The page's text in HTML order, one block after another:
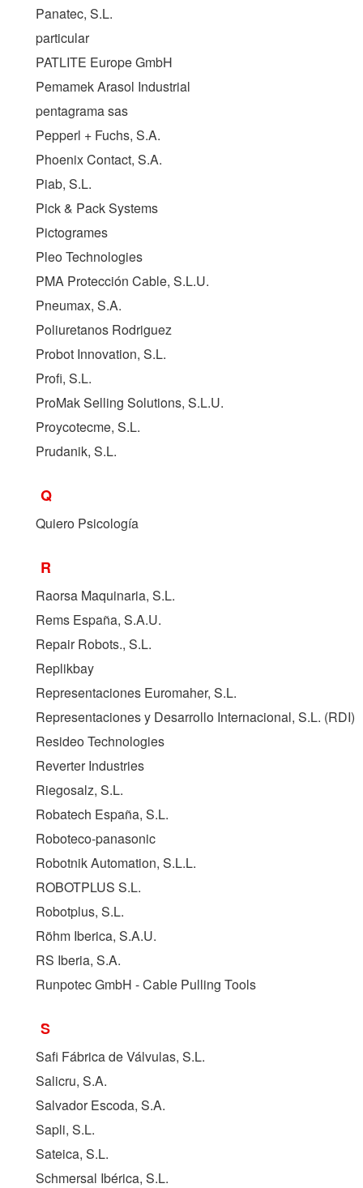
Panatec, S.L.
particular
PATLITE Europe GmbH
Pemamek Arasol Industrial
pentagrama sas
Pepperl + Fuchs, S.A.
Phoenix Contact, S.A.
Piab, S.L.
Pick & Pack Systems
Pictogrames
Pleo Technologies
PMA Protección Cable, S.L.U.
Pneumax, S.A.
Poliuretanos Rodriguez
Probot Innovation, S.L.
Profi, S.L.
ProMak Selling Solutions, S.L.U.
Proycotecme, S.L.
Prudanik, S.L.
Q
Quiero Psicología
R
Raorsa Maquinaria, S.L.
Rems España, S.A.U.
Repair Robots., S.L.
Replikbay
Representaciones Euromaher, S.L.
Representaciones y Desarrollo Internacional, S.L. (RDI)
Resideo Technologies
Reverter Industries
Riegosalz, S.L.
Robatech España, S.L.
Roboteco-panasonic
Robotnik Automation, S.L.L.
ROBOTPLUS S.L.
Robotplus, S.L.
Röhm Iberica, S.A.U.
RS Iberia, S.A.
Runpotec GmbH - Cable Pulling Tools
S
Safi Fábrica de Válvulas, S.L.
Salicru, S.A.
Salvador Escoda, S.A.
Sapli, S.L.
Sateica, S.L.
Schmersal Ibérica, S.L.